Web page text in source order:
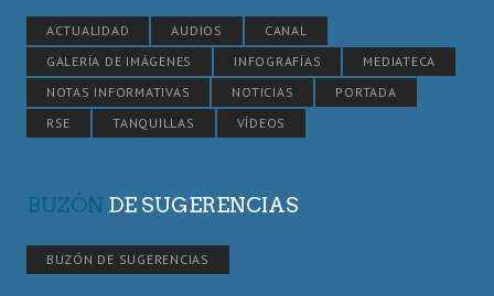
ACTUALIDAD AUDIOS
CANAL
GALERÍA DE IMÁGENES
INFOGRAFÍAS
MEDIATECA
NOTAS INFORMATIVAS
NOTICIAS
PORTADA
RSE
TANQUILLAS VÍDEOS
BUZÓN DE SUGERENCIAS
BUZÓN DE SUGERENCIAS